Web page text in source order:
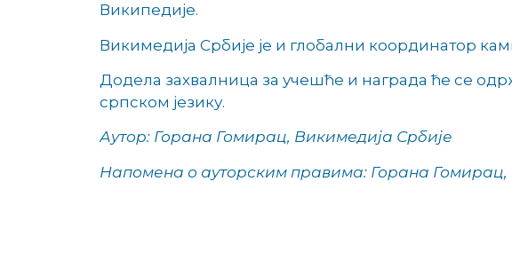
Википедије.
Викимедија Србије је и глобални координатор
Додела захвалница за учешће и награда ће се
српском језику.
Аутор: Горана Гомирац, Викимедија Србије
Напомена о ауторским правима: Горана Гомирац,